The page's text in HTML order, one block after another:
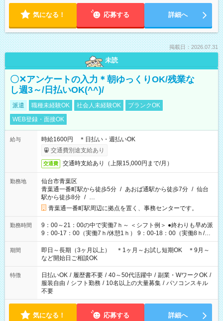
気になる！ 応募する 詳細へ
掲載日：2026.07.31
未読
〇✕アンケートの入力＊朝ゆっくりOK/残業な
し週3～/日払いOK(^^)/
派遣 職種未経験OK 社会人未経験OK
ブランクOK
WEB登録・面接OK
給与
時給1600円 ＊日払い・週払いOK
交通費別途支給あり
交通費 交通時支給あり（上限15,000円まで/月）
勤務地
仙台市青葉区
青葉通一番町駅から徒歩5分 / あおば通駅から徒歩7分 / 仙台
駅から徒歩8分 / …
青葉通一番町駅周辺に拠点を置く、事務センターです。
勤務時間
9：00～21：00の中で実働7ｈ～ ＜シフト例＞ ●終わりも早め派
9：00-17：00（実働7ｈ/休憩1ｈ） 9：00-18：00（実働8ｈ/休
憩1ｈ） 10：00-19：00（実働8ｈ/休憩1ｈ） ●朝ゆっくり派
11：00-20：00（実働8ｈ/休憩1ｈ） 12：00-20：00（実働7ｈ/
休憩1ｈ） 12：00-21：00（実働8ｈ/休憩1ｈ） 13：00-22：
00（実働8ｈ/休憩1ｈ） ＊時間帯固定OK
期間
即日～長期（3ヶ月以上） ＊1ヶ月～お試し短期OK ＊9月～
など開始日ご相談OK
特徴 日払いOK / 履歴書不要 / 40～50代活躍中 / 副業・WワークOK /
服装自由 / シフト勤務 / 10名以上の大量募集 / パソコンスキル
不要
気になる！ 応募する 詳細へ